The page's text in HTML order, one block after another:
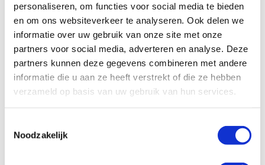
personaliseren, om functies voor social media te bieden
en om ons websiteverkeer te analyseren. Ook delen we
informatie over uw gebruik van onze site met onze
partners voor social media, adverteren en analyse. Deze
partners kunnen deze gegevens combineren met andere
informatie die u aan ze heeft verstrekt of die ze hebben
verzameld op basis van uw gebruik van hun services.
Noodzakelijk
Elektronicamarkt
De toekomst van de elektronicabranche
is circulair. Circulair ondernemen biedt je
kansen voor nieuwe inkomsten, lagere
kosten en een sterker imago. Om je te
helpen deze kansen te benutten, heeft
praktisch stappenplan ontwikkeld.